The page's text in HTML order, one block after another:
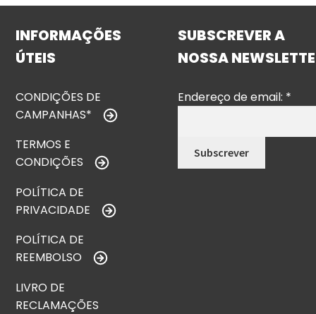
INFORMAÇÕES
ÚTEIS
CONDIÇÕES DE
CAMPANHAS*
TERMOS E
CONDIÇÕES
POLÍTICA DE
PRIVACIDADE
POLÍTICA DE
REEMBOLSO
LIVRO DE
RECLAMAÇÕES
SUBSCREVER A
NOSSA
Endereço de email: *